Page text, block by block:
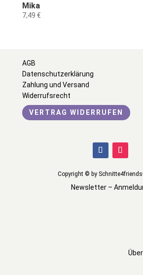
Mika
7,49 €
AGB
Datenschutzerklärung
Zahlung und Versand
Widerrufsrecht
VERTRAG WIDERRUFEN
Copyright © by
Newsletter –